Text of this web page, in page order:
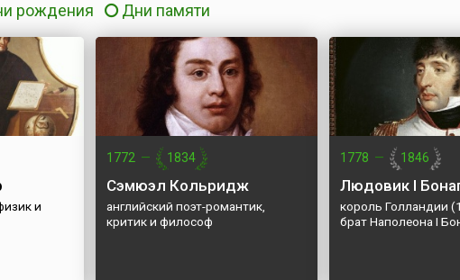
рождения Дни памяти
и
1772 — 1834
Сэмюэл Кольридж
английский поэт-романтик,
критик и философ
1778 — 1846
Людовик I
король Голландии
брат Наполеона I